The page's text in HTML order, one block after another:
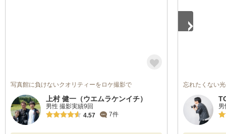
写真館に負けないクオリティーをロケ撮影で
上村 健一（ウエムラケンイチ）
男性 撮影実績9回
4.57
7件
忘れたくない